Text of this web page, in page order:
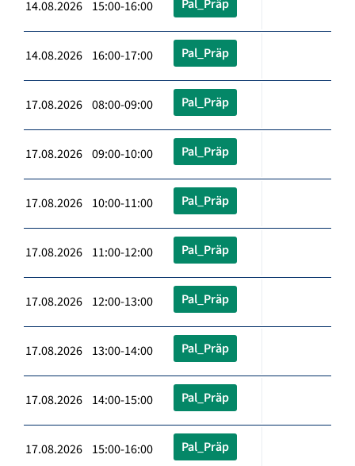
14.08.2026 15:00-16:00 Pal_Präp
14.08.2026 16:00-17:00 Pal_Präp
17.08.2026 08:00-09:00 Pal_Präp
17.08.2026 09:00-10:00 Pal_Präp
17.08.2026 10:00-11:00 Pal_Präp
17.08.2026 11:00-12:00 Pal_Präp
17.08.2026 12:00-13:00 Pal_Präp
17.08.2026 13:00-14:00 Pal_Präp
17.08.2026 14:00-15:00 Pal_Präp
17.08.2026 15:00-16:00 Pal_Präp